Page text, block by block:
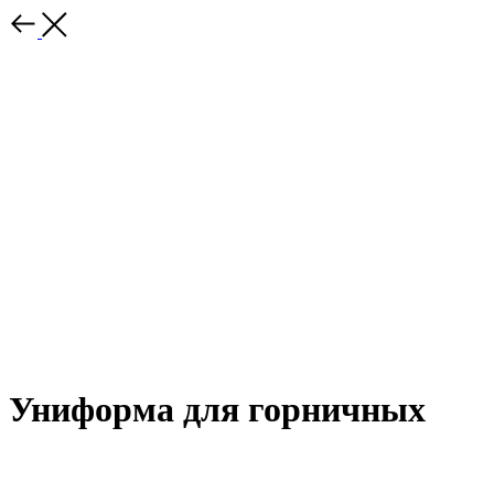
Униформа для горничных